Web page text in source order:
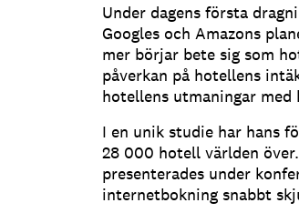
Under dagens första
Googles och Amazons
mer börjar bete sig som
påverkan på hotellens
hotellens utmaningar
I en unik studie har hans
28 000 hotell världen
presenterades under
internetbokning snabbt